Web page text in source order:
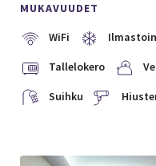
MUKAVUUDET
WiFi
Tallelokero
Suihku